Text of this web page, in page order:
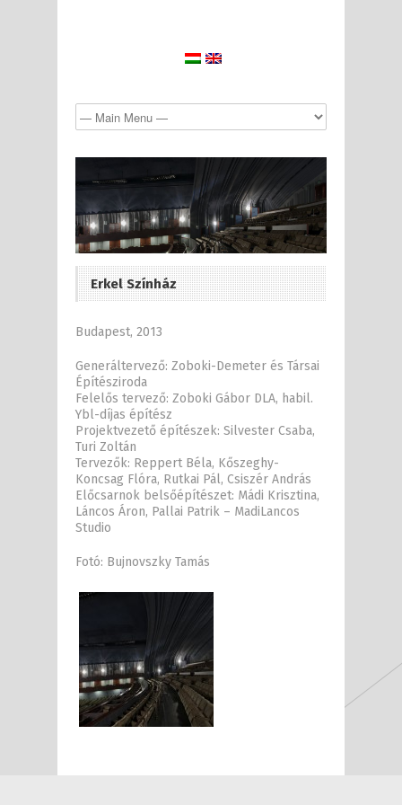
Erkel Színház
Budapest, 2013
Generáltervező: Zoboki-Demeter és Társai
Építésziroda
Felelős tervező: Zoboki Gábor DLA, habil.
Ybl-díjas építész
Projektvezető építészek: Silvester Csaba,
Turi Zoltán
Tervezők: Reppert Béla, Kőszeghy-
Koncsag Flóra, Rutkai Pál, Csiszér András
Előcsarnok belsőépítészet: Mádi Krisztina,
Láncos Áron, Pallai Patrik – MadiLancos
Studio
Fotó: Bujnovszky Tamás